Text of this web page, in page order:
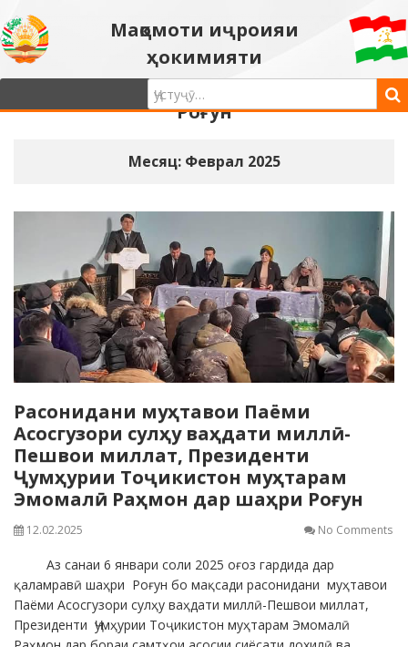
Мақомоти иҷроияи
ҳокимияти
давлатии шаҳри
Роғун
Месяц: Феврал 2025
Расонидани муҳтавои Паёми
Асосгузори сулҳу ваҳдати миллӣ-
Пешвои миллат, Президенти
Ҷумҳурии Тоҷикистон муҳтарам
Эмомалӣ Раҳмон дар шаҳри Роғун
12.02.2025 No Comments
Аз санаи 6 январи соли 2025 оғоз гардида дар
қаламравӣ шаҳри Роғун бо мақсади расонидани муҳтавои
Паёми Асосгузори сулҳу ваҳдати миллӣ-Пешвои миллат,
Президенти Ҷумҳурии Тоҷикистон муҳтарам Эмомалӣ